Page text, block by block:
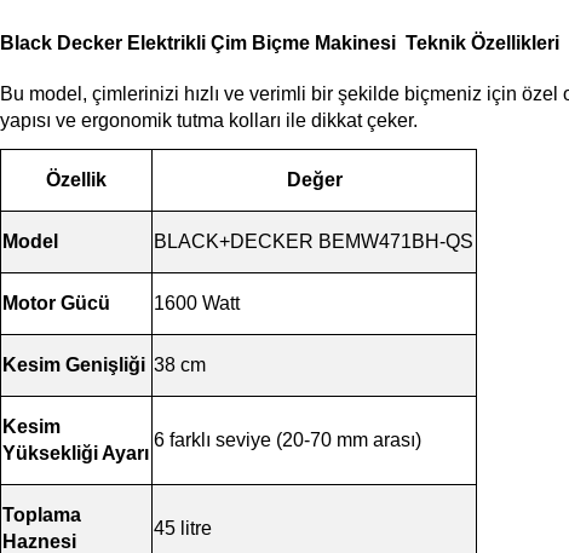
Black Decker Elektrikli Çim Biçme Makinesi  Teknik Özellikleri
Bu model, çimlerinizi hızlı ve verimli bir şekilde biçmeniz için özel
yapısı ve ergonomik tutma kolları ile dikkat çeker.
Özellik Değer
Model BLACK+DECKER BEMW471BH-QS
Motor Gücü 1600 Watt
Kesim Genişliği 38 cm
Kesim
Yüksekliği Ayarı
6 farklı seviye (20-70 mm arası)
Toplama
Haznesi
45 litre